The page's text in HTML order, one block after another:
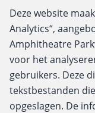
Deze website
Analytics“,
Amphitheatre
voor het
gebruikers. Deze
tekstbestanden
opgeslagen. De